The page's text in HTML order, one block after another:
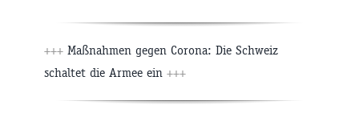
+++ Maßnahmen gegen Corona: Die Schweiz
schaltet die Armee ein +++